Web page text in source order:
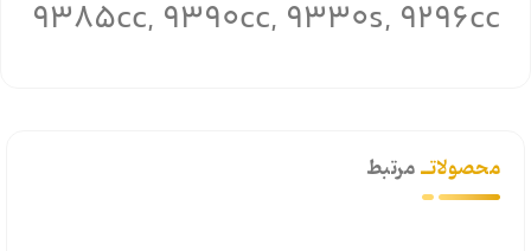
9385cc, 9390cc, 9330s, 9296cc
محصولاتــمرتبط